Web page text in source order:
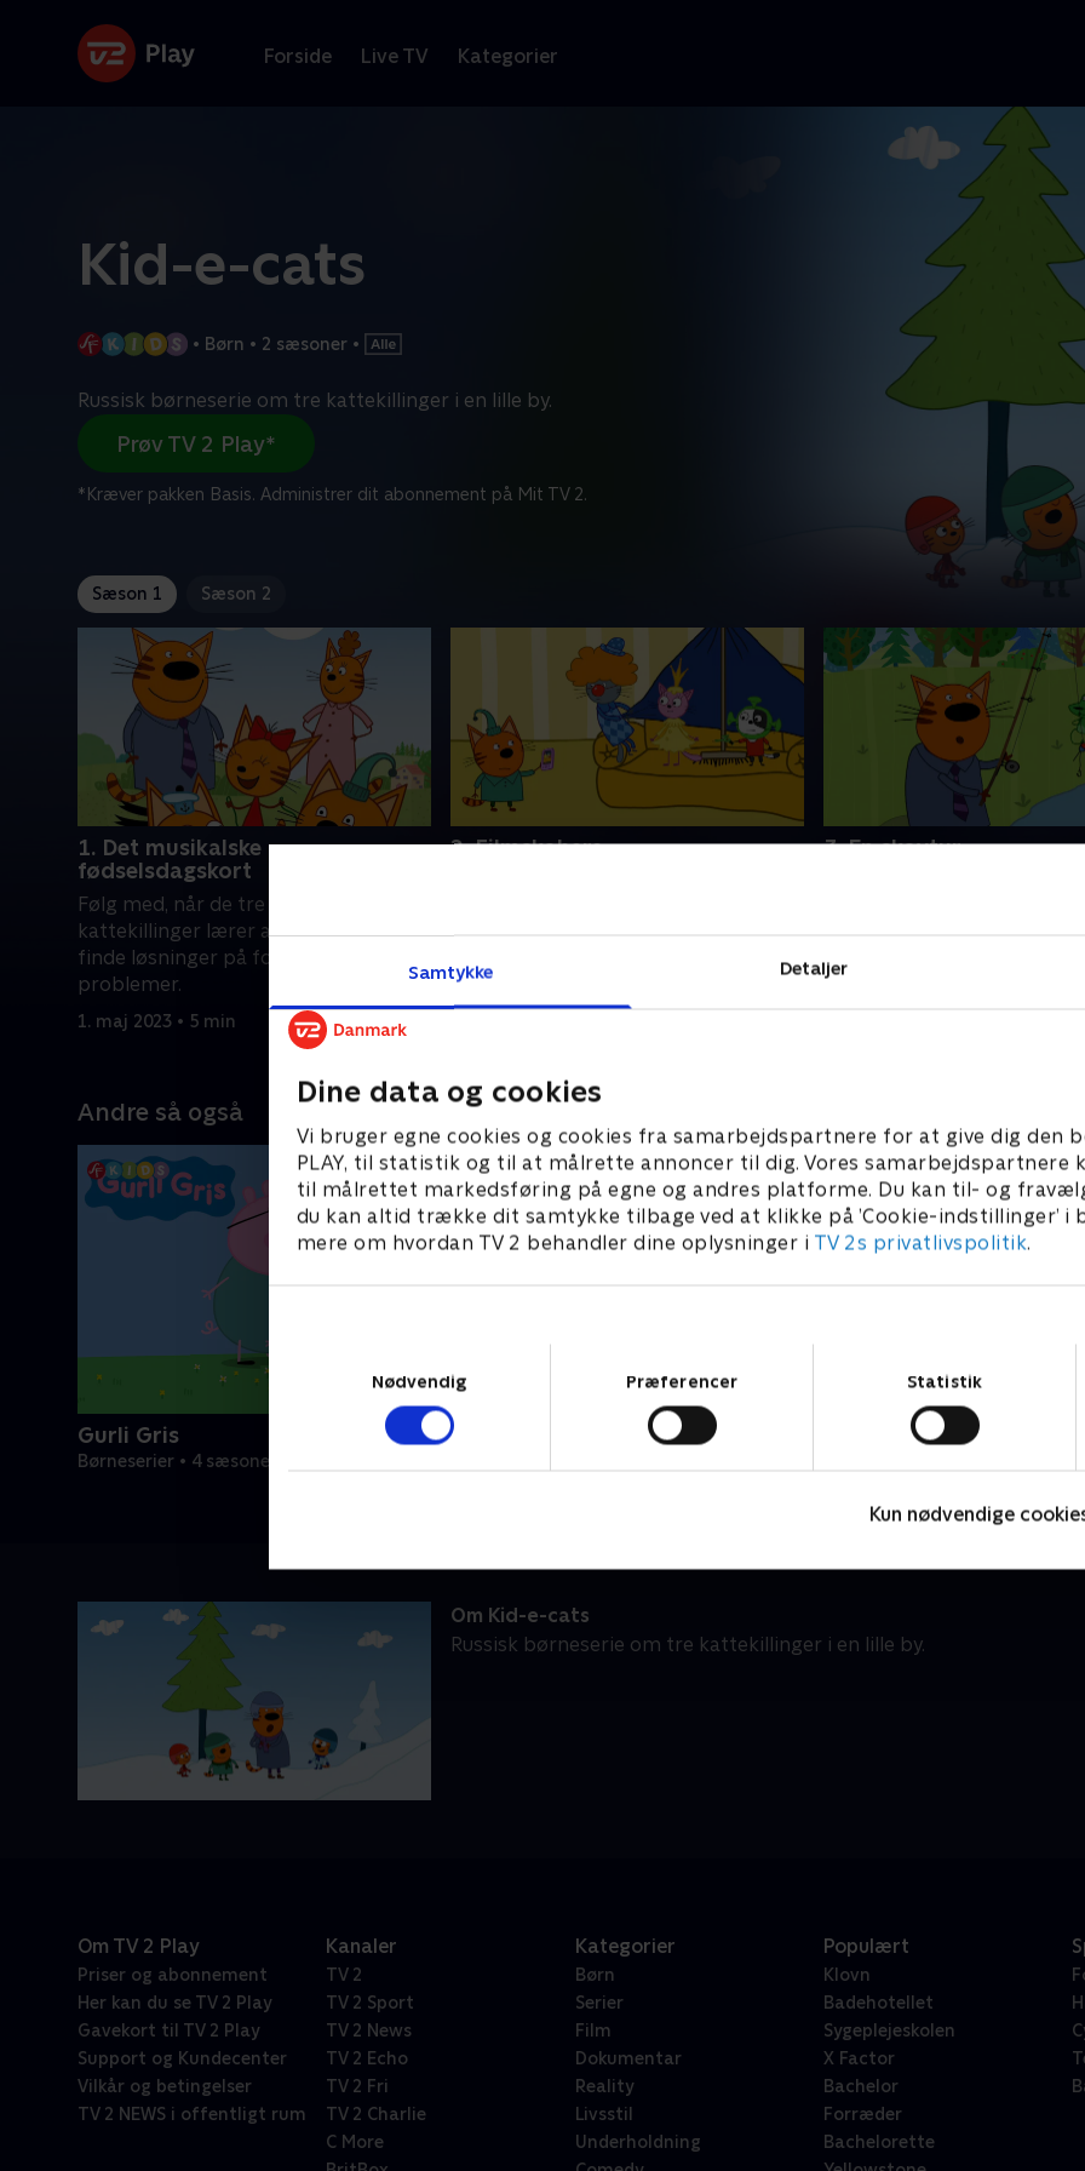
Samtykke Detaljer
Dine data og cookies
Vi bruger egne cookies og cookies fra samarbejdspartnere for at give dig den
PLAY, til statistik og til at målrette annoncer til dig. Vores samarbejdspartnere
til målrettet markedsføring på egne og andres platforme. Du kan til- og
du kan altid trække dit samtykke tilbage ved at klikke på ’Cookie-indstillinger’ i
mere om hvordan TV 2 behandler dine oplysninger i TV 2s privatlivspolitik.
Nødvendig
Præferencer Statistik
Kun nødvendige
Forside Live TV Kategorier
Kid-e-cats
• Børn • 2 sæsoner •
Russisk børneserie om tre kattekillinger i en lille by.
Prøv TV 2 Play*
*Kræver pakken Basis. Administrer dit abonnement på Mit TV 2.
Sæson 1 Sæson 2
1. Det musikalske
fødselsdagskort
Følg med, når de tre små
kattekillinger lærer at vise følelser og
finde løsninger på forskellige
problemer.
1. maj 2023 • 5 min
2. Filmskabere
finde løsninger på forskellige
problemer.
3. En skovtur
problemer.
Andre så også
Gurli Gris
Børneserier • 4 sæsoner
Jungle Banden
Om Kid-e-cats
Russisk børneserie om tre kattekillinger i en lille by.
Om TV 2 Play
Priser og abonnement
Her kan du se TV 2 Play
Gavekort til TV 2 Play
Support og Kundecenter
Vilkår og betingelser
TV 2 NEWS i offentligt rum
Kanaler
TV 2
TV 2 Sport
TV 2 News
TV 2 Echo
TV 2 Fri
TV 2 Charlie
C More
Kategorier
Børn
Serier
Film
Dokumentar
Reality
Livsstil
Underholdning
Populært
Klovn
Badehotellet
Sygeplejeskolen
X Factor
Bachelor
Forræder
Bachelorette